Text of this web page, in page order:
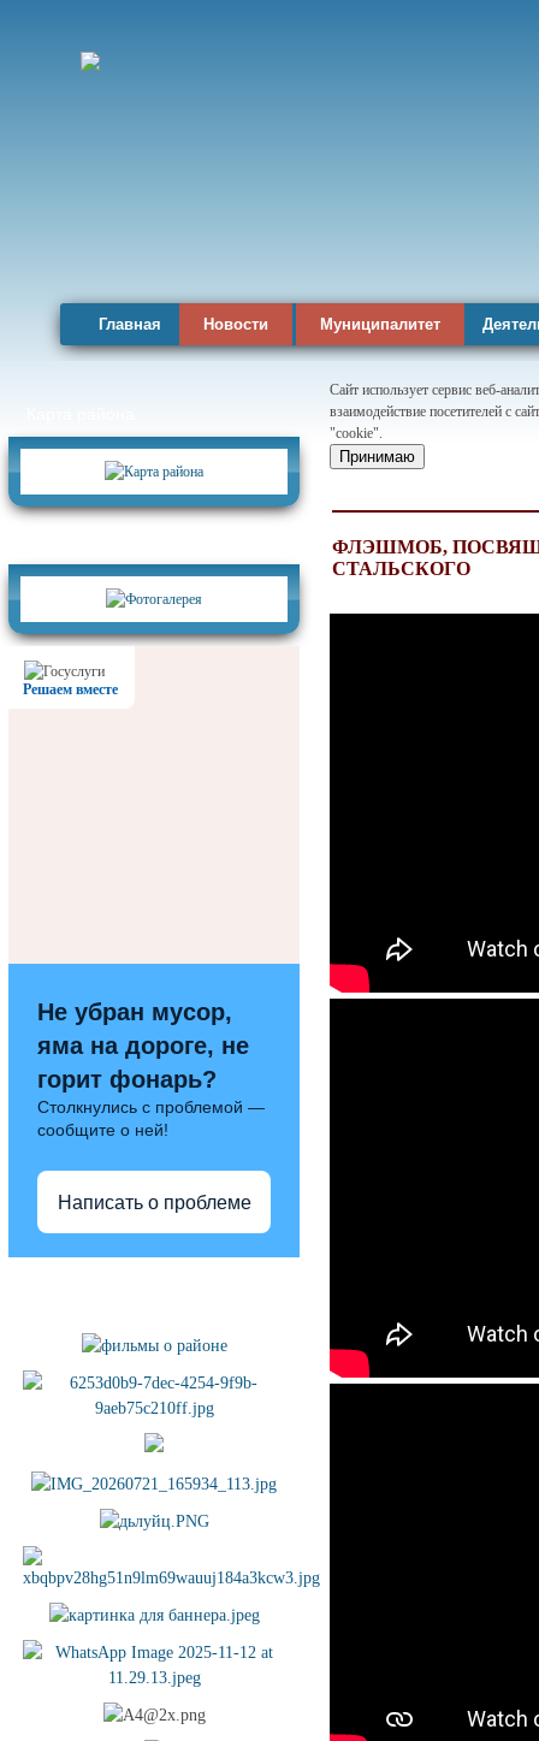
Главная Новости Муниципалитет
Решаем вместе
Не убран мусор,
яма на дороге, не
горит фонарь?
Столкнулись с проблемой —
сообщите о ней!
Написать о проблеме
Сайт использует сервис веб-
взаимодействие посетителей с
"cookie".
Принимаю
ФЛЭШМОБ,
СТАЛЬСКОГО